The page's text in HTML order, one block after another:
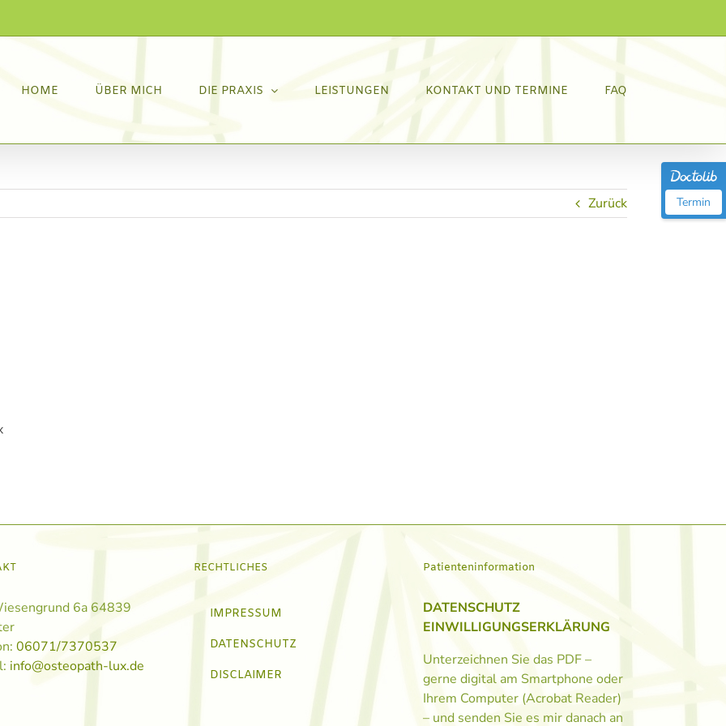
HOME ÜBER MICH DIE PRAXIS LEISTUNGEN KONTAKT UND TERMINE FAQ
Zurück
6a 64839
06071/7370537
info@osteopath-lux.de
RECHTLICHES
IMPRESSUM
DATENSCHUTZ
DISCLAIMER
Patienteninformation
DATENSCHUTZ
EINWILLIGUNGSERKLÄRUNG
Unterzeichnen Sie das PDF –
gerne digital am Smartphone oder
Ihrem Computer (Acrobat Reader)
– und senden Sie es mir danach an
Termin